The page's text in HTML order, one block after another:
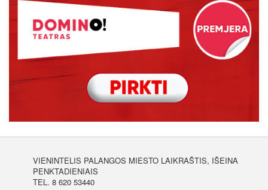
VIENINTELIS PALANGOS MIESTO LAIKRAŠTIS, IŠEINA
PENKTADIENIAIS
TEL. 8 620 53440